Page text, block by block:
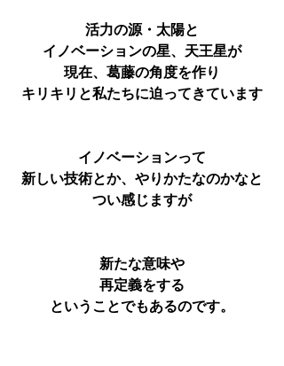
活力の源・太陽と
イノベーションの星、天王星が
現在、葛藤の角度を作り
キリキリと私たちに迫ってきています
イノベーションって
新しい技術とか、やりかたなのかなと
つい感じますが
新たな意味や
再定義をする
ということでもあるのです。